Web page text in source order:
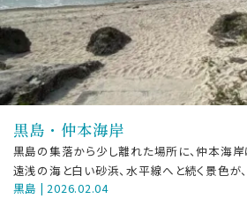
黒島・仲本海岸
黒島の集落から少し離れた場所に、仲本海岸
遠浅の海と白い砂浜、水平線へと続く景色が
気を感じさせます。 仲本海岸は大
黒島 | 2026.02.04